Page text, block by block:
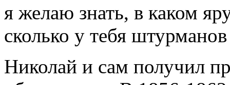
я желаю знать, в каком
сколько у тебя
Николай и сам получил